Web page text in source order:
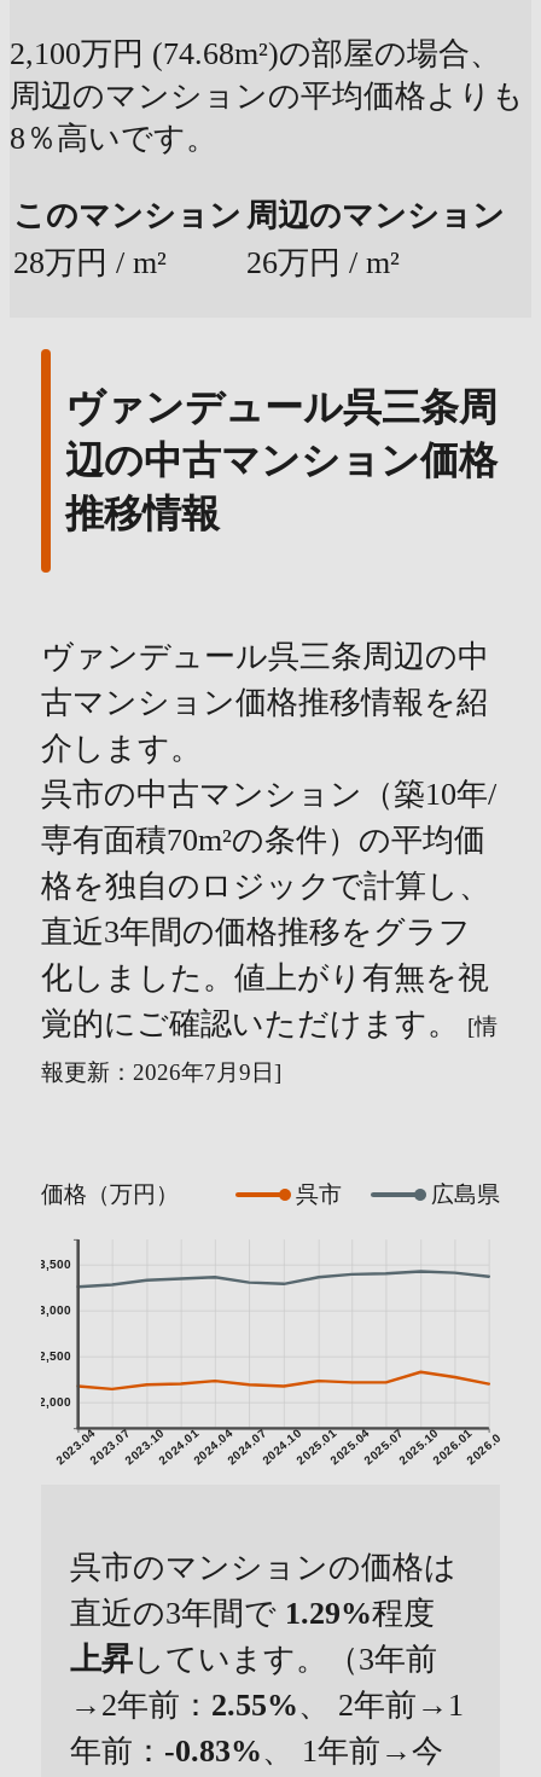
2,100万円 (74.68m²)の部屋の場合、
周辺のマンションの平均価格よりも
8％高いです。
このマンション 周辺のマンション
28万円 / m²
26万円 / m²
ヴァンデュール呉三条周
辺の中古マンション価格
推移情報
ヴァンデュール呉三条周辺の中
古マンション価格推移情報を紹
介します。
呉市の中古マンション（築10年/
専有面積70m²の条件）の平均価
格を独自のロジックで計算し、
直近3年間の価格推移をグラフ
化しました。値上がり有無を視
覚的にご確認いただけます。
[情
報更新：2026年7月9日]
価格（万円） 呉市 広島県
2023.042023.072023.102024.012024.042024.072024.102025.012025.042025.072025.102026.012026.04
2,000
2,500
3,000
3,500
呉市のマンションの価格は
直近の3年間で 1.29%程度
上昇しています。（3年前
→2年前： 2.55%、 2年前→1
年前： -0.83%、 1年前→今